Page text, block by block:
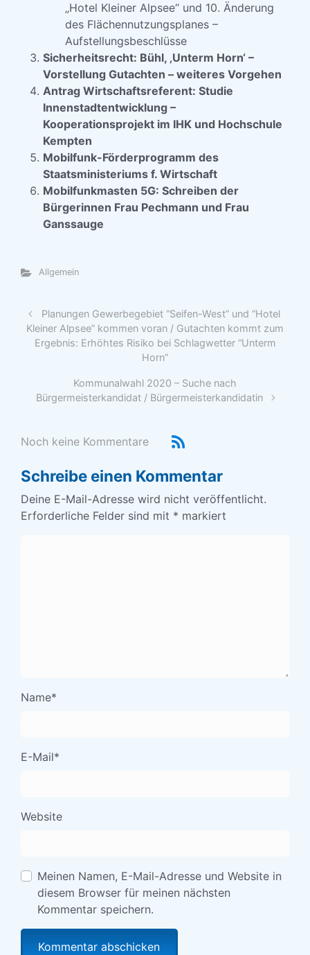
„Hotel Kleiner Alpsee“ und 10. Änderung
des Flächennutzungsplanes –
Aufstellungsbeschlüsse
Sicherheitsrecht: Bühl, ‚Unterm Horn‘ –
Vorstellung Gutachten – weiteres Vorgehen
Antrag Wirtschaftsreferent: Studie
Innenstadtentwicklung –
Kooperationsprojekt im IHK und Hochschule
Kempten
Mobilfunk-Förderprogramm des
Staatsministeriums f. Wirtschaft
Mobilfunkmasten 5G: Schreiben der
Bürgerinnen Frau Pechmann und Frau
Ganssauge
Allgemein
Planungen Gewerbegebiet “Seifen-West” und “Hotel
Kleiner Alpsee” kommen voran / Gutachten kommt zum
Ergebnis: Erhöhtes Risiko bei Schlagwetter “Unterm
Horn”
Kommunalwahl 2020 – Suche nach
Bürgermeisterkandidat / Bürgermeisterkandidatin
Noch keine Kommentare
Schreibe einen Kommentar
Deine E-Mail-Adresse wird nicht veröffentlicht.
Erforderliche Felder sind mit * markiert
Name*
E-Mail*
Website
Meinen Namen, E-Mail-Adresse und Website in
diesem Browser für meinen nächsten
Kommentar speichern.